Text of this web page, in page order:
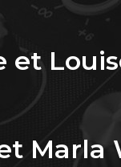
et
Marla